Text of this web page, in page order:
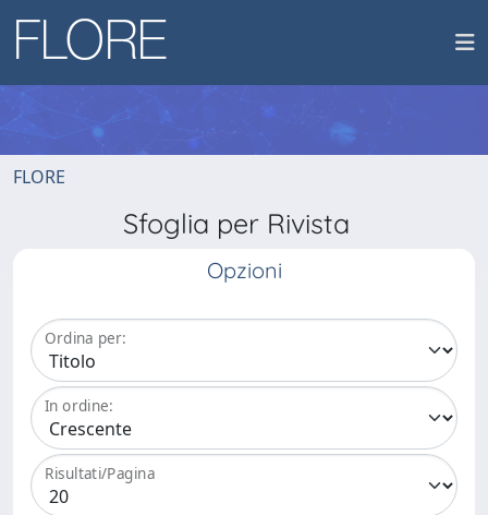
FLORE
Sfoglia per Rivista
Opzioni
Ordina per:
In ordine:
Risultati/Pagina